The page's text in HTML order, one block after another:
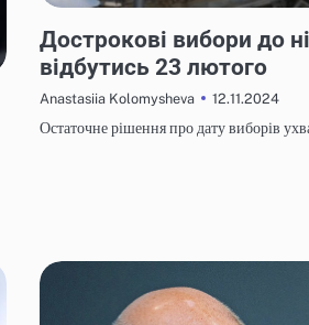
Дострокові вибори до
відбутись 23 лютого
Anastasiia Kolomysheva 12.11.2024
Остаточне рішення про дату виборів